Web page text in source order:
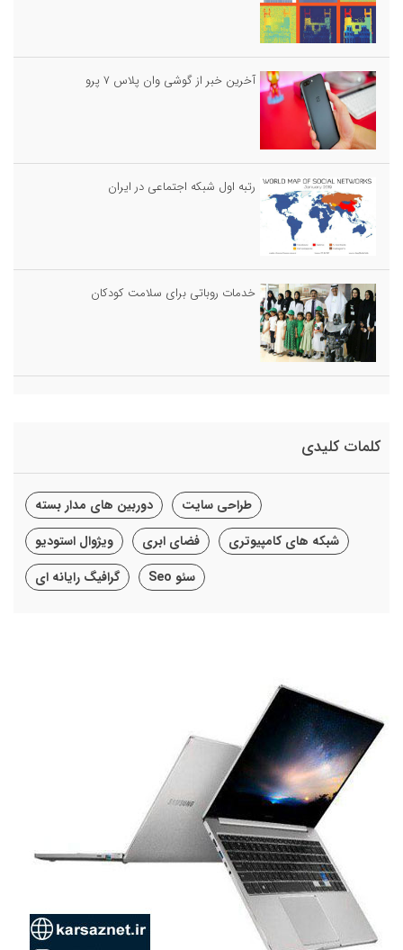
آخرین خبر از گوشی وان پلاس ۷ پرو
رتبه اول شبکه اجتماعی در ایران
خدمات روباتى براى سلامت كودكان
کلمات کلیدی
طراحی سایت
دوربین های مدار بسته
شبکه های کامپیوتری
فضای ابری
ویژوال استودیو
سئو Seo
گرافیگ رایانه ای